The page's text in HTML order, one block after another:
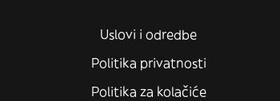
Uslovi i odredbe
Politika privatnosti
Politika za kolačiće